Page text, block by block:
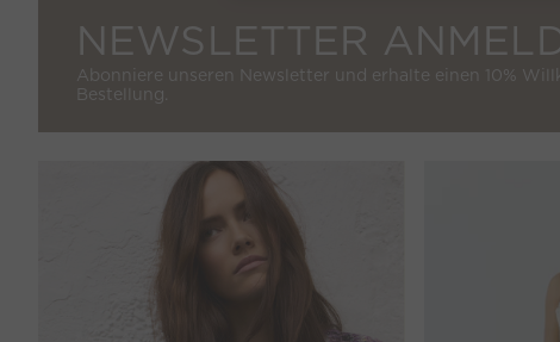
NEWSLETTER
Abonniere unseren Newsletter und erhalte einen 10%
Bestellung.